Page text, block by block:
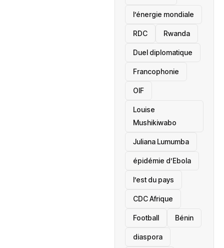
l’énergie mondiale
RDC Rwanda
Duel diplomatique
Francophonie
OIF
Louise
Mushikiwabo
Juliana Lumumba
épidémie d’Ebola
l’est du pays
CDC Afrique
Football Bénin
diaspora